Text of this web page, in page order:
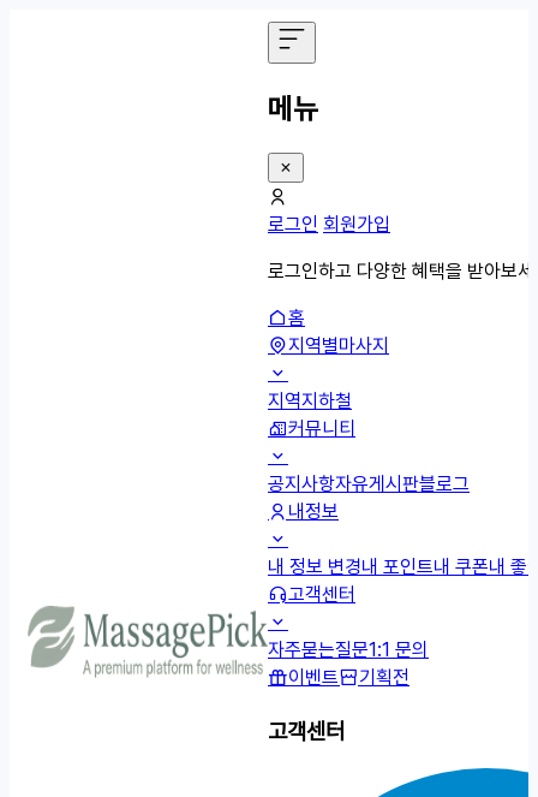
메뉴
로그인 회원가입
로그인하고 다양한 혜택을 받아보
홈
지역별마사지
지역지하철
커뮤니티
공지사항자유게시판블로그
내정보
내 정보 변경내 포인트내 쿠폰내 좋
고객센터
자주묻는질문1:1 문의
이벤트
기획전
고객센터